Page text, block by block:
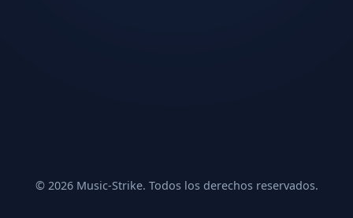
© 2026 Music-Strike. Todos los derechos reservados.